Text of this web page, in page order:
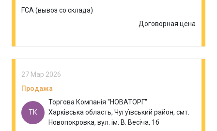
FCA (вывоз со склада)
Договорная цена
27 Мар 2026
Продажа
ТК
Торгова Компанія "НОВАТОРГ"
Харківська область, Чугуївський район, смт.
Новопокровка, вул. ім. В. Весіча, 1б